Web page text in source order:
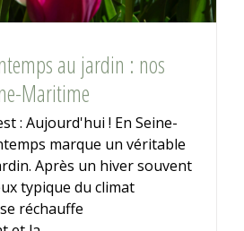
au jardin : nos
Maritime
: Aujourd'hui ! En Seine-
marque un véritable
Après un hiver souvent
typique du climat
réchauffe